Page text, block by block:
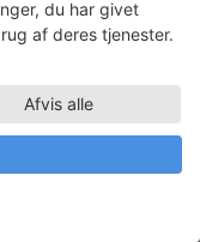
krop.
han
via
kunst.
du har givet
af deres tjenester.
Afvis alle